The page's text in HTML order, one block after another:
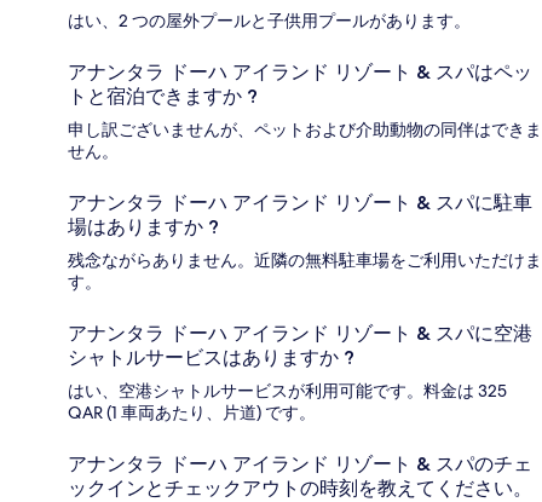
はい、2 つの屋外プールと子供用プールがあります。
アナンタラ ドーハ アイランド リゾート & スパはペッ
トと宿泊できますか ?
申し訳ございませんが、ペットおよび介助動物の同伴はできま
せん。
アナンタラ ドーハ アイランド リゾート & スパに駐車
場はありますか ?
残念ながらありません。近隣の無料駐車場をご利用いただけま
す。
アナンタラ ドーハ アイランド リゾート & スパに空港
シャトルサービスはありますか ?
はい、空港シャトルサービスが利用可能です。料金は 325
QAR (1 車両あたり、片道) です。
アナンタラ ドーハ アイランド リゾート & スパのチェ
ックインとチェックアウトの時刻を教えてください。